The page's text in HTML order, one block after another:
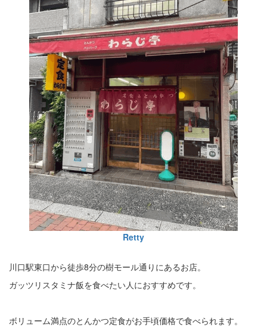
Retty
川口駅東口から徒歩8分の樹モール通りにあるお店。
ガッツリスタミナ飯を食べたい人におすすめです。
ボリューム満点のとんかつ定食がお手頃価格で食べられます。